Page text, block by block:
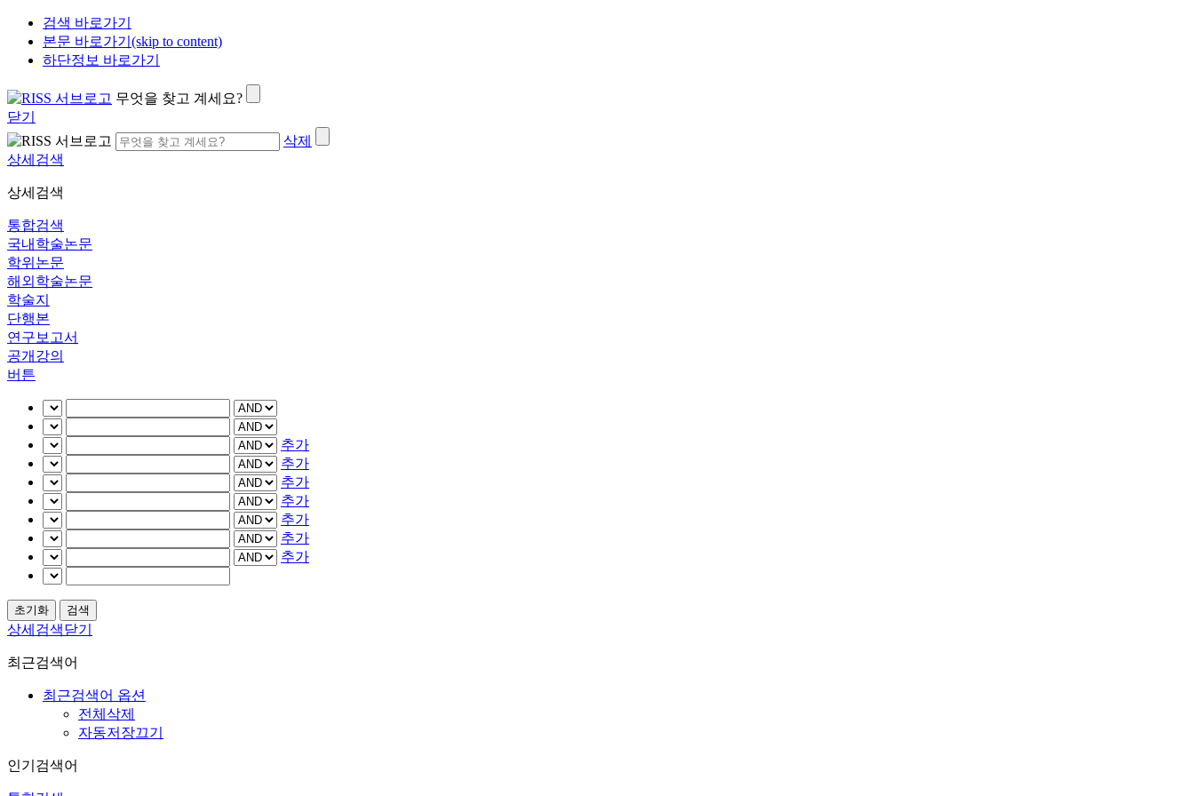
검색 바로가기
본문 바로가기(skip to content)
하단정보 바로가기
무엇을 찾고 계세요?
닫기
삭제
상세검색
상세검색
통합검색
국내학술논문
학위논문
해외학술논문
학술지
단행본
연구보고서
공개강의
버튼
추가
추가
추가
추가
추가
추가
추가
상세검색닫기
최근검색어
최근검색어 옵션
전체삭제
자동저장끄기
인기검색어